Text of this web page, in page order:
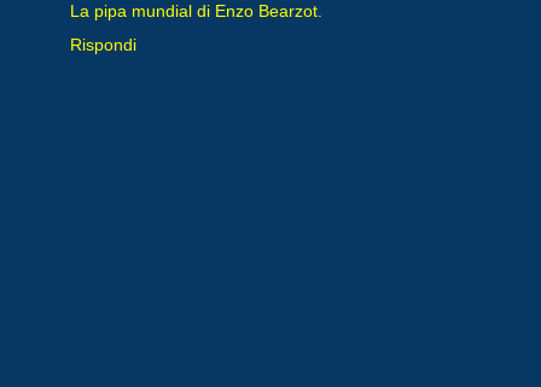
La pipa mundial di Enzo Bearzot.
Rispondi